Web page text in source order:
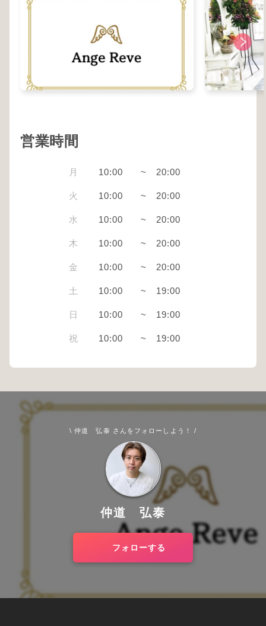
営業時間
月 10:00 ~ 20:00
火 10:00 ~ 20:00
水 10:00 ~ 20:00
木 10:00 ~ 20:00
金 10:00 ~ 20:00
土 10:00 ~ 19:00
日 10:00 ~ 19:00
祝 10:00 ~ 19:00
\ 仲道 弘泰 さんをフォローしよう！ /
仲道 弘泰
フォローする